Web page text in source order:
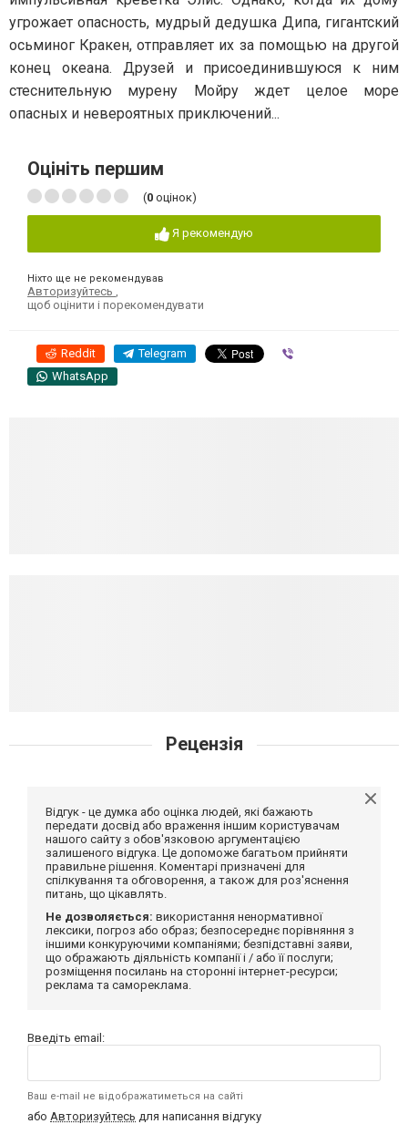
угрожает опасность, мудрый дедушка Дипа, гигантский
осьминог Кракен, отправляет их за помощью на другой
конец океана. Друзей и присоединившуюся к ним
стеснительную мурену Мойру ждет целое море
опасных и невероятных приключений...
Оцініть першим
(0 оцінок)
Я рекомендую
Ніхто ще не рекомендував
Авторизуйтесь
щоб оцінити і порекомендувати
Reddit Telegram
WhatsApp
Рецензія
Відгук - це думка або оцінка людей, які бажають
передати досвід або враження іншим користувачам
нашого сайту з обов'язковою аргументацією
залишеного відгука. Це допоможе багатьом прийняти
правильне рішення. Коментарі призначені для
спілкування та обговорення, а також для роз'яснення
питань, що цікавлять.
Не дозволяється: використання ненормативної
лексики, погроз або образ; безпосереднє порівняння з
іншими конкуруючими компаніями; безпідставні заяви,
що ображають діяльність компанії і / або її послуги;
розміщення посилань на сторонні інтернет-ресурси;
реклама та самореклама.
Введіть email:
Ваш e-mail не відображатиметься на сайті
або Авторизуйтесь для написання відгуку